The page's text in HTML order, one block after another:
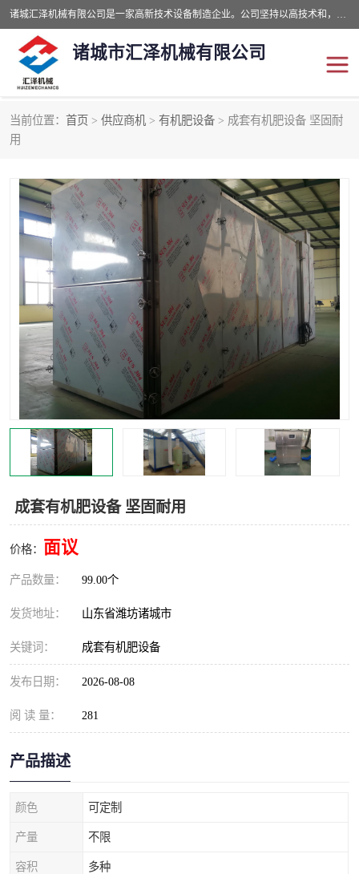
诸城汇泽机械有限公司是一家高新技术设备制造企业。公司坚持以高技术和，高服务于用户，以的环保机械制造设备赢的用户的信赖。现在主要生产死亡畜禽无害化处理和立式和卧式有机肥设备，搅拌机，烘干机，高温发酵机等。污水处理设备，固液分离机。气浮机，化制机等。公司秉承品质，用户至上，科技创新的经营理。
诸城市汇泽机械有限公司
当前位置： 首页 > 供应商机 > 有机肥设备 > 成套有机肥设备 坚固耐
用
成套有机肥设备 坚固耐用
价格： 面议
产品数量： 99.00个
发货地址： 山东省潍坊诸城市
关键词： 成套有机肥设备
发布日期： 2026-08-08
阅 读 量： 281
产品描述
颜色 可定制
产量 不限
容积 多种
鸡粪发酵机 有机肥设备
纳米膜好氧发酵堆肥机 粪污烘干酶体机
膜式堆肥机 纳米膜发酵
膜式发酵仓 分子膜堆肥仓
分子膜发酵堆肥设备